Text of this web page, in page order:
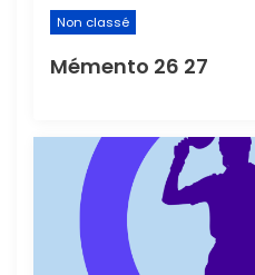
Non classé
Mémento 26 27